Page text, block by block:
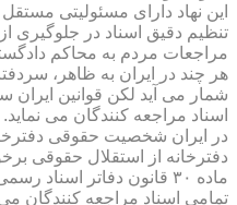
این نهاد دارای مسئولیتی
تنظیم دقیق اسناد در جلوگیری
مراجعات مردم به محاکم
هر چند در ایران به ظاهر،
شمار می آید لکن قوانین ایران
اسناد مراجعه کنندگان می نماید.
در ایران شخصیت حقوقی
دفترخانه از استقلال حقوقی
ماده ۳۰ قانون دفاتر
تمامی اسناد مراجعه کنندگان